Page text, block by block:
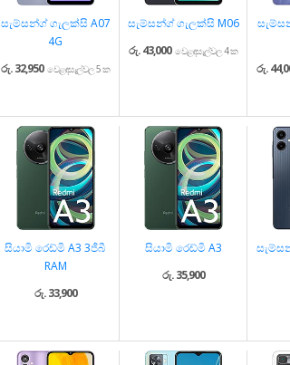
සැම්සන්ග් ගැලක්සි A07
4G
රු. 32,950 වෙළඳසැල්වල 5 ක
සැම්සන්ග් ගැලක්සි M06
රු. 43,000 වෙළඳසැල්වල 4 ක
රු.
සියාමි රෙඩ්මි A3 3ජීබී
RAM
රු. 33,900
සියාමි රෙඩ්මි A3
රු. 35,900